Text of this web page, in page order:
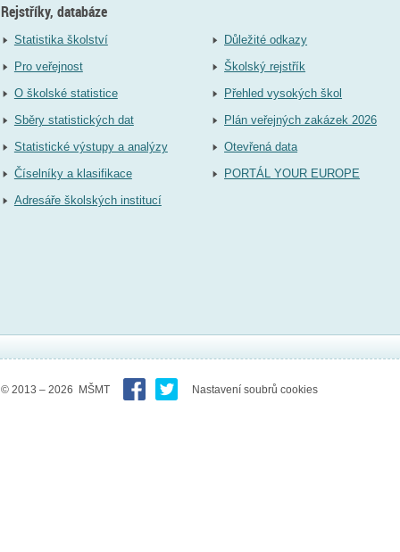
Rejstříky, databáze
Statistika školství
Pro veřejnost
O školské statistice
Sběry statistických dat
Statistické výstupy a analýzy
Číselníky a klasifikace
Adresáře školských institucí
Důležité odkazy
Školský rejstřík
Přehled vysokých škol
Plán veřejných zakázek 2026
Otevřená data
PORTÁL YOUR EUROPE
© 2013 – 2026 MŠMT Nastavení soubrů cookies